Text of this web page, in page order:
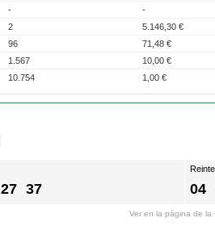
-
-
2
5.146,30 €
96
71,48 €
1.567
10,00 €
10.754 1,00 €
27 37 04
Ver en la página de la